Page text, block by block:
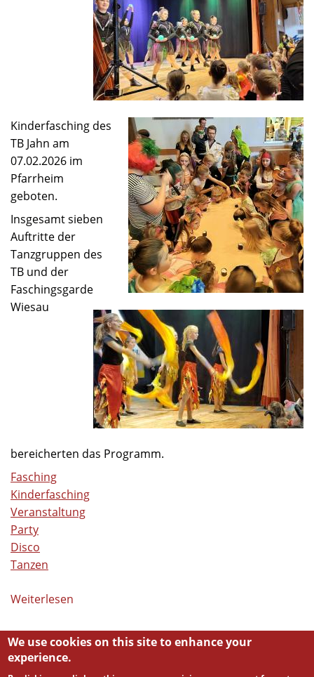
Kinderfasching des
TB Jahn am
07.02.2026 im
Pfarrheim
geboten.
Insgesamt sieben
Auftritte der
Tanzgruppen des
TB und der
Faschingsgarde
Wiesau
bereicherten das Programm.
Fasching
Kinderfasching
Veranstaltung
Party
Disco
Tanzen
Weiterlesen
Haus
We use cookies on this site to enhance your
experience.